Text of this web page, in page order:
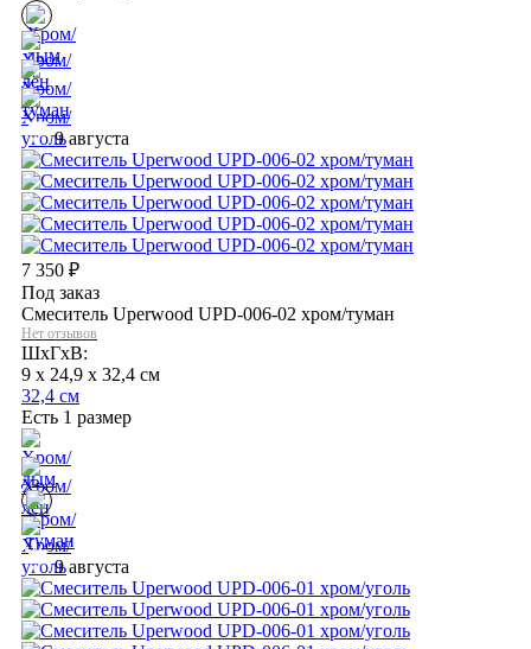
9 августа
7 350 ₽
Под заказ
Смеситель Uperwood UPD-006-02 хром/туман
Нет отзывов
ШхГхВ:
9 x 24,9 x 32,4 см
32,4 см
Есть 1 размер
9 августа